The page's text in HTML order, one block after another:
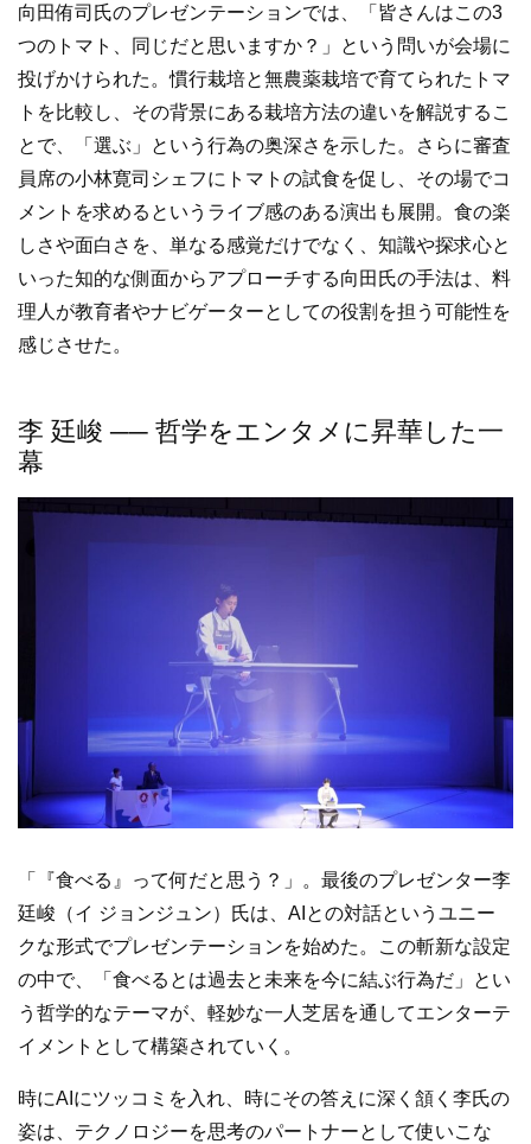
向田侑司氏のプレゼンテーションでは、「皆さんはこの3
つのトマト、同じだと思いますか？」という問いが会場に
投げかけられた。慣行栽培と無農薬栽培で育てられたトマ
トを比較し、その背景にある栽培方法の違いを解説するこ
とで、「選ぶ」という行為の奥深さを示した。さらに審査
員席の小林寛司シェフにトマトの試食を促し、その場でコ
メントを求めるというライブ感のある演出も展開。食の楽
しさや面白さを、単なる感覚だけでなく、知識や探求心と
いった知的な側面からアプローチする向田氏の手法は、料
理人が教育者やナビゲーターとしての役割を担う可能性を
感じさせた。
李 廷峻 ── 哲学をエンタメに昇華した一
幕
「『食べる』って何だと思う？」。最後のプレゼンター李
廷峻（イ ジョンジュン）氏は、AIとの対話というユニー
クな形式でプレゼンテーションを始めた。この斬新な設定
の中で、「食べるとは過去と未来を今に結ぶ行為だ」とい
う哲学的なテーマが、軽妙な一人芝居を通してエンターテ
イメントとして構築されていく。
時にAIにツッコミを入れ、時にその答えに深く頷く李氏の
姿は、テクノロジーを思考のパートナーとして使いこな